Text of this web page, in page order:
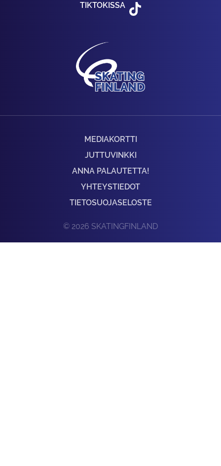
TIKTOKISSA
MEDIAKORTTI
JUTTUVINKKI
ANNA PALAUTETTA!
YHTEYSTIEDOT
TIETOSUOJASELOSTE
© 2026 SKATINGFINLAND